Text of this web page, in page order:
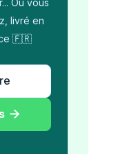
Où vous
livré en
🇫🇷
